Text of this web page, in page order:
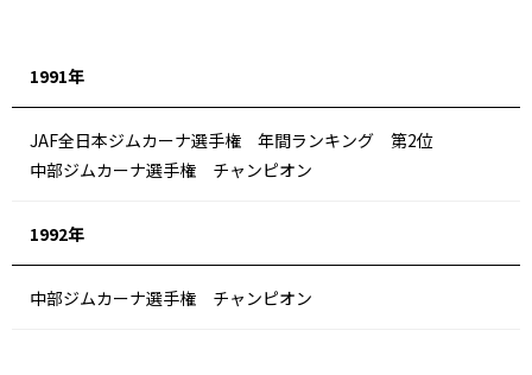
1991年
JAF全日本ジムカーナ選手権 年間ランキング 第2位
中部ジムカーナ選手権 チャンピオン
1992年
中部ジムカーナ選手権 チャンピオン